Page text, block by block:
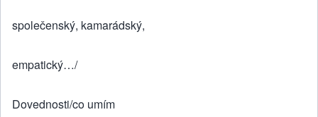
společenský, kamarádský,
empatický…/
Dovednosti/co umím